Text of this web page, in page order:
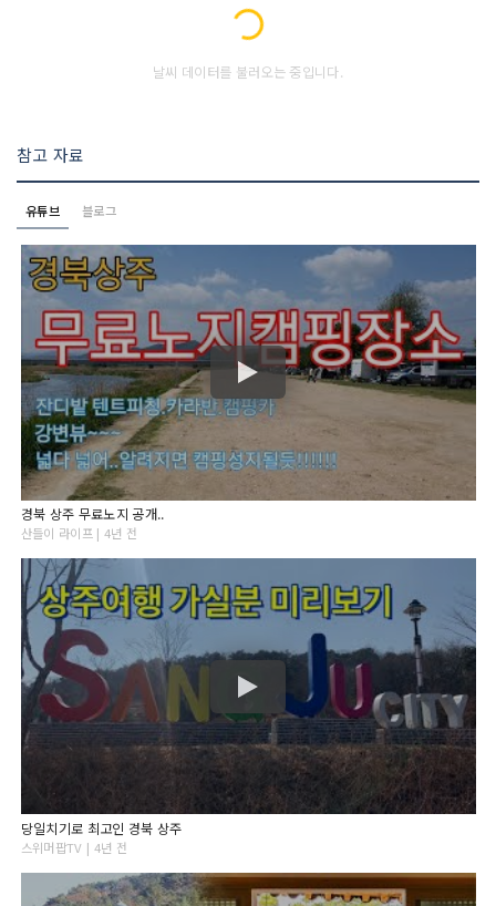
Loading...
날씨 데이터를 불러오는 중입니다.
참고 자료
유튜브 블로그
경북 상주 무료노지 공개..
산들이 라이프 | 4년 전
당일치기로 최고인 경북 상주
스위머팝TV | 4년 전